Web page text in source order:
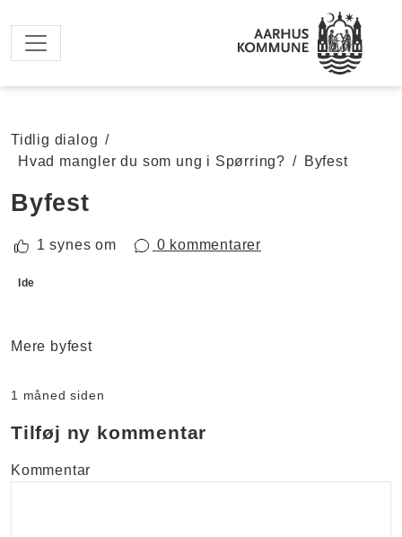
Tidlig dialog /
Hvad mangler du som ung i Spørring? / Byfest
Byfest
1 synes om 0 kommentarer
Forslagskategorier
Ide
Mere byfest
1 måned siden
Tilføj ny kommentar
Kommentar